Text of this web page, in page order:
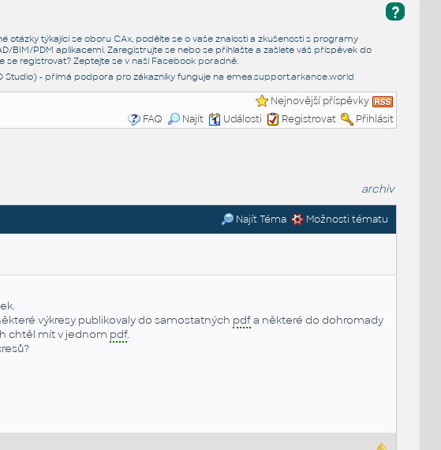
?
otázky týkající se oboru CAx, podělte se o vaše znalosti a zkušenosti s programy
BIM/PDM aplikacemi. Zaregistrujte se nebo se přihlašte a zašlete váš příspěvek do
se registrovat? Zeptejte se v naší Facebook poradně.
Studio) - přímá podpora pro zákazníky funguje na emea.support.arkance.world
Nejnovější příspěvky
FAQ
Najít Události Registrovat Přihlásit
archiv
Najít Téma Možnosti tématu
výkresy publikovaly do samostatných pdfa některé do dohromady
chtěl mít v jednom pdf.